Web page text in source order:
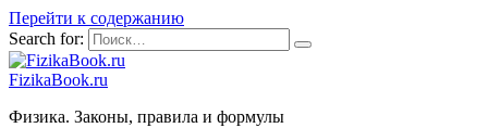
Перейти к содержанию
Search for:
FizikaBook.ru
Физика. Законы, правила и формулы